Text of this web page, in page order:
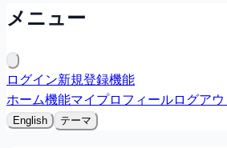
メニュー
ログイン新規登録機能
ホーム機能マイプロフィールログアウ
English テーマ